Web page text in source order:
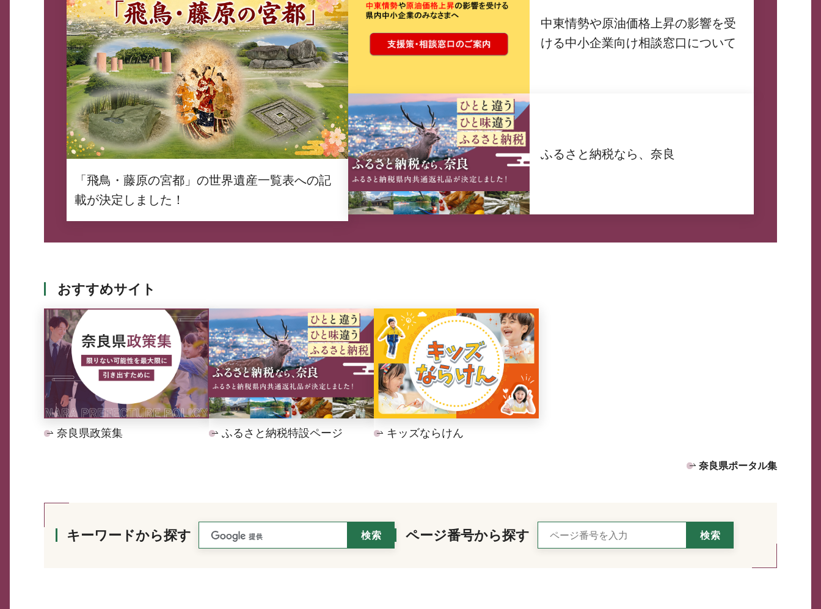
「飛鳥・藤原の宮都」の世界遺産一覧表への記
載が決定しました！
中東情勢や原油価格上昇の影響を受
ける中小企業向け相談窓口について
ふるさと納税なら、奈良
おすすめサイト
奈良県政策集 ふるさと納税特設ページ キッズならけん
奈良県ポータル集
キーワードから探す ページ番号から探す